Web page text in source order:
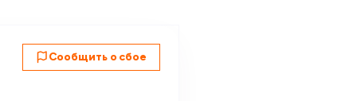
Сообщить о сбое